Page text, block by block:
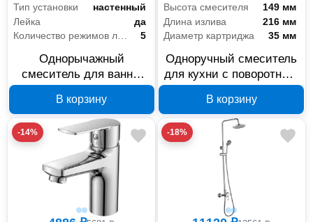
Тип установки
настенный
Лейка
да
Количество режимов лейки
5
Однорычажный
смеситель для ванны
В корзину
Высота смесителя
149 мм
Длина излива
216 мм
Диаметр картриджа
35 мм
Одноручный смеситель
для кухни с поворотным
DR22018
В корзину
-14% -18%